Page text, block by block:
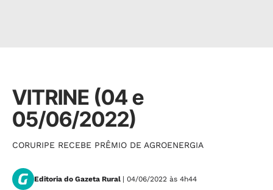
VITRINE (04 e
05/06/2022)
CORURIPE RECEBE PRÊMIO DE AGROENERGIA
Editoria do Gazeta Rural | 04/06/2022 às 4h44